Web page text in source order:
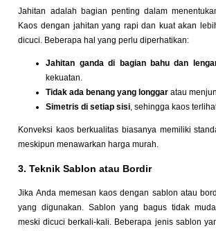
Jahitan adalah bagian penting dalam
Kaos dengan jahitan yang rapi dan kuat akan
dicuci. Beberapa hal yang perlu diperhatikan:
Jahitan ganda di bagian bahu dan
kekuatan.
Tidak ada benang yang longgar atau
Simetris di setiap sisi, sehingga kaos
Konveksi kaos berkualitas biasanya memiliki
meskipun menawarkan harga murah.
3. Teknik Sablon atau Bordir
Jika Anda memesan kaos dengan sablon atau
yang digunakan. Sablon yang bagus tidak
meski dicuci berkali-kali. Beberapa jenis sablon